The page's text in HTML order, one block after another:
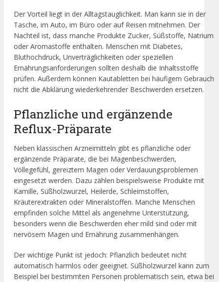
Der Vorteil liegt in der Alltagstauglichkeit. Man kann sie in der
Tasche, im Auto, im Büro oder auf Reisen mitnehmen. Der
Nachteil ist, dass manche Produkte Zucker, Süßstoffe, Natrium
oder Aromastoffe enthalten. Menschen mit Diabetes,
Bluthochdruck, Unverträglichkeiten oder speziellen
Ernährungsanforderungen sollten deshalb die Inhaltsstoffe
prüfen. Außerdem können Kautabletten bei häufigem Gebrauch
nicht die Abklärung wiederkehrender Beschwerden ersetzen.
Pflanzliche und ergänzende
Reflux-Präparate
Neben klassischen Arzneimitteln gibt es pflanzliche oder
ergänzende Präparate, die bei Magenbeschwerden,
Völlegefühl, gereiztem Magen oder Verdauungsproblemen
eingesetzt werden. Dazu zählen beispielsweise Produkte mit
Kamille, Süßholzwurzel, Heilerde, Schleimstoffen,
Kräuterextrakten oder Mineralstoffen. Manche Menschen
empfinden solche Mittel als angenehme Unterstützung,
besonders wenn die Beschwerden eher mild sind oder mit
nervösem Magen und Ernährung zusammenhängen.
Der wichtige Punkt ist jedoch: Pflanzlich bedeutet nicht
automatisch harmlos oder geeignet. Süßholzwurzel kann zum
Beispiel bei bestimmten Personen problematisch sein, etwa bei